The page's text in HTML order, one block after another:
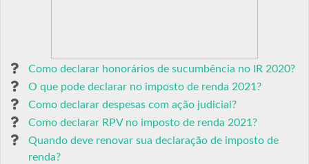
Como declarar honorários de sucumbência no IR 2020?
O que pode declarar no imposto de renda 2021?
Como declarar despesas com ação judicial?
Como declarar RPV no imposto de renda 2021?
Quando deve renovar sua declaração de imposto de
renda?